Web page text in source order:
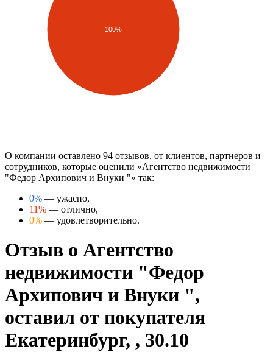
100%
О компании оставлено 94 отзывов, от клиентов, партнеров и
сотрудников, которые оценили «Агентство недвижимости
"Федор Архипович и Внуки "» так:
0% — ужасно,
11% — отлично,
0% — удовлетворительно.
Отзыв о Агентство
недвижимости "Федор
Архипович и Внуки ",
оставил от покупателя
Екатеринбург, , 30.10